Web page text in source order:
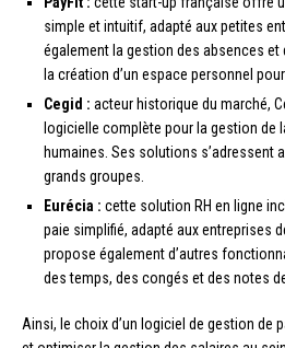
simple et intuitif, adapté aux petites
également la gestion des absences
la création d’un espace personnel
Cegid : acteur historique du marché,
logicielle complète pour la gestion de
humaines. Ses solutions s’adressent
grands groupes.
Eurécia : cette solution RH en ligne
paie simplifié, adapté aux entreprises
propose également d’autres
des temps, des congés et des notes
Ainsi, le choix d’un logiciel de gestion de